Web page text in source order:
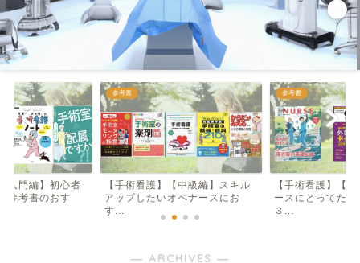
入門編】初心者
参考書のおす
参考書
【手術看護】【中級編】スキル
アップしたいオペナースにお
す...
参考書
【手術看護】【
ースにとってため
３...
― ARCHIVES ―